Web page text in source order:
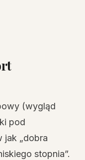
(wygląd
pod
jak „dobra
stopnia”.